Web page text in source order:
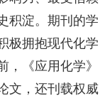
积淀。期刊的学
极拥抱现代化学
《应用化学》
文，还刊载权威